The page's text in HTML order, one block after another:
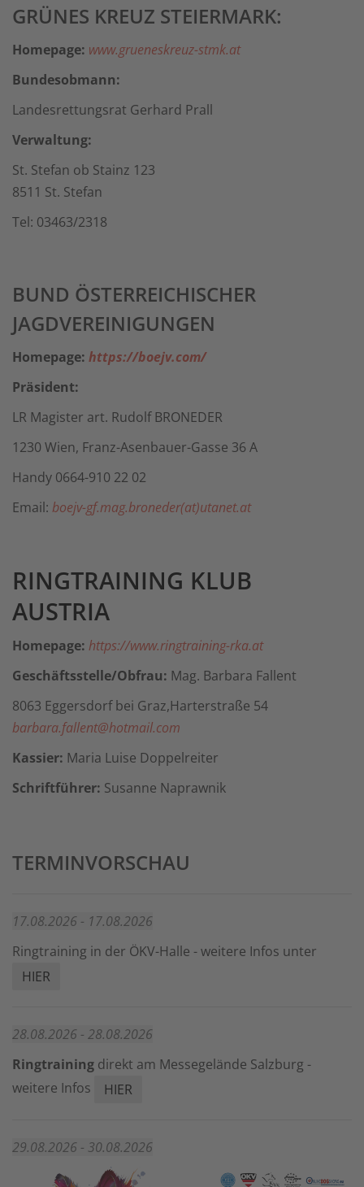
GRÜNES KREUZ STEIERMARK:
Homepage: www.grueneskreuz-stmk.at
Bundesobmann:
Landesrettungsrat Gerhard Prall
Verwaltung:
St. Stefan ob Stainz 123
8511 St. Stefan
Tel: 03463/2318
BUND ÖSTERREICHISCHER
JAGDVEREINIGUNGEN
Homepage: https://boejv.com/
Präsident:
LR Magister art. Rudolf BRONEDER
1230 Wien, Franz-Asenbauer-Gasse 36 A
Handy 0664-910 22 02
Email: boejv-gf.mag.broneder(at)utanet.at
RINGTRAINING KLUB
AUSTRIA
Homepage: https://www.ringtraining-rka.at
Geschäftsstelle/Obfrau: Mag. Barbara Fallent
8063 Eggersdorf bei Graz,Harterstraße 54
barbara.fallent@hotmail.com
Kassier: Maria Luise Doppelreiter
Schriftführer: Susanne Naprawnik
TERMINVORSCHAU
17.08.2026 - 17.08.2026
Ringtraining in der ÖKV-Halle - weitere Infos unter
HIER
28.08.2026 - 28.08.2026
Ringtraining direkt am Messegelände Salzburg -
weitere Infos
HIER
29.08.2026 - 30.08.2026